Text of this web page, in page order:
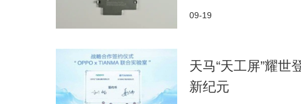
玩家们可以流畅试玩《无畏契约》和《界外狂潮》等
生态中选择适合自己的产品。
骁龙不仅打破了移动游戏的性能天花板，还让数
汽车座舱里的沉浸式娱乐，骁龙通过软硬件生态的协
展示了数字娱乐背后的无限可能。
09-19
天马“天工屏”耀世
新纪元